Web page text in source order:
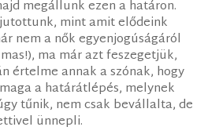
megállunk ezen a határon.
mint amit elődeink
nem a nők egyenjogúságáról
ma már azt feszegetjük,
értelme annak a szónak, hogy
a határátlépés, melynek
tűnik, nem csak bevállalta, de
ünnepli.